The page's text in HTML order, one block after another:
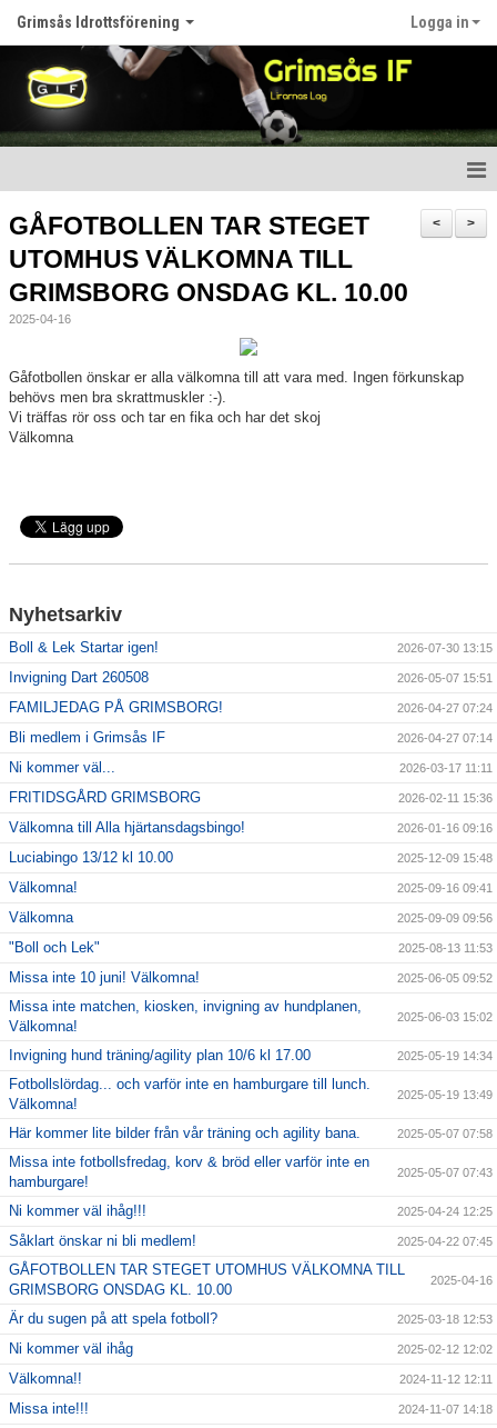
Grimsås Idrottsförening Logga in
Hem
Nyheter
Föreningen
Våra lag
Grimsås IF styrdokument
GDPR
>
<
GÅFOTBOLLEN TAR STEGET
UTOMHUS VÄLKOMNA TILL
GRIMSBORG ONSDAG KL. 10.00
2025-04-16
Gåfotbollen önskar er alla välkomna till att vara med. Ingen förkunskap
behövs men bra skrattmuskler :-).
Vi träffas rör oss och tar en fika och har det skoj
Välkomna
Nyhetsarkiv
Boll & Lek Startar igen! 2026-07-30 13:15
Invigning Dart 260508 2026-05-07 15:51
FAMILJEDAG PÅ GRIMSBORG! 2026-04-27 07:24
Bli medlem i Grimsås IF 2026-04-27 07:14
Ni kommer väl... 2026-03-17 11:11
FRITIDSGÅRD GRIMSBORG 2026-02-11 15:36
Välkomna till Alla hjärtansdagsbingo! 2026-01-16 09:16
Luciabingo 13/12 kl 10.00 2025-12-09 15:48
Välkomna! 2025-09-16 09:41
Välkomna 2025-09-09 09:56
"Boll och Lek" 2025-08-13 11:53
Missa inte 10 juni! Välkomna! 2025-06-05 09:52
Missa inte matchen, kiosken, invigning av hundplanen,
Välkomna!
2025-06-03 15:02
Invigning hund träning/agility plan 10/6 kl 17.00 2025-05-19 14:34
Fotbollslördag... och varför inte en hamburgare till lunch.
Välkomna!
2025-05-19 13:49
Här kommer lite bilder från vår träning och agility bana. 2025-05-07 07:58
Missa inte fotbollsfredag, korv & bröd eller varför inte en
hamburgare!
2025-05-07 07:43
Ni kommer väl ihåg!!! 2025-04-24 12:25
Såklart önskar ni bli medlem! 2025-04-22 07:45
GÅFOTBOLLEN TAR STEGET UTOMHUS VÄLKOMNA TILL
GRIMSBORG ONSDAG KL. 10.00
2025-04-16
Är du sugen på att spela fotboll? 2025-03-18 12:53
Ni kommer väl ihåg 2025-02-12 12:02
Välkomna!! 2024-11-12 12:11
Missa inte!!! 2024-11-07 14:18